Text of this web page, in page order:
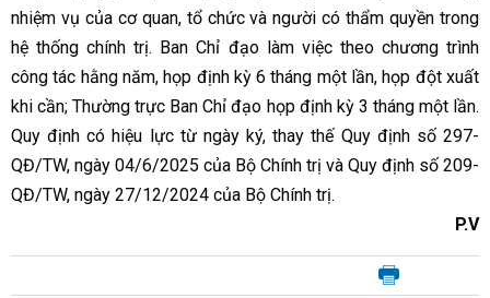
nhiệm vụ của cơ quan, tổ chức và người có thẩm quyền trong
hệ thống chính trị. Ban Chỉ đạo làm việc theo chương trình
công tác hằng năm, họp định kỳ 6 tháng một lần, họp đột xuất
khi cần; Thường trực Ban Chỉ đạo họp định kỳ 3 tháng một lần.
Quy định có hiệu lực từ ngày ký, thay thế Quy định số 297-
QĐ/TW, ngày 04/6/2025 của Bộ Chính trị và Quy định số 209-
QĐ/TW, ngày 27/12/2024 của Bộ Chính trị.
P.V